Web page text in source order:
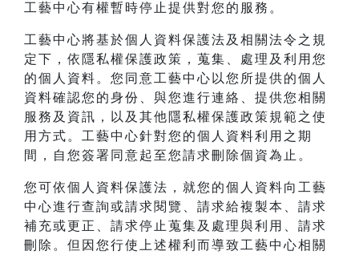
工藝中心有權暫時停止提供對您的服務。
工藝中心將基於個人資料保護法及相關法令之規
定下，依隱私權保護政策，蒐集、處理及利用您
的個人資料。您同意工藝中心以您所提供的個人
資料確認您的身份、與您進行連絡、提供您相關
服務及資訊，以及其他隱私權保護政策規範之使
用方式。工藝中心針對您的個人資料利用之期
間，自您簽署同意起至您請求刪除個資為止。
您可依個人資料保護法，就您的個人資料向工藝
中心進行查詢或請求閱覽、請求給複製本、請求
補充或更正、請求停止蒐集及處理與利用、請求
刪除。但因您行使上述權利而導致工藝中心相關